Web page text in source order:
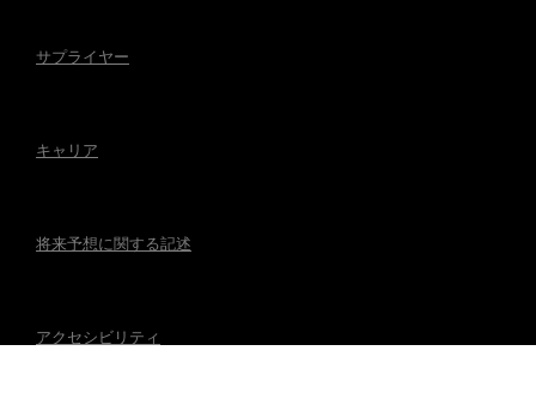
サプライヤー
キャリア
将来予想に関する記述
アクセシビリティ